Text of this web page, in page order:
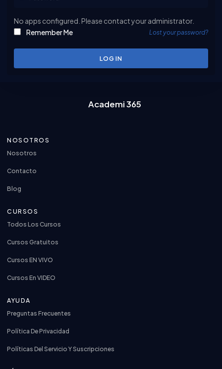
No apps configured. Please contact your administrator.
Remember Me
Lost your password?
LOG IN
Academi 365
NOSOTROS
Nosotros
Contacto
Blog
CURSOS
Todos Los Cursos
Cursos Gratuitos
Cursos EN VIVO
Cursos En VIDEO
AYUDA
Preguntas Frecuentes
Política De Privacidad
Políticas Del Servicio Y Suscripciones